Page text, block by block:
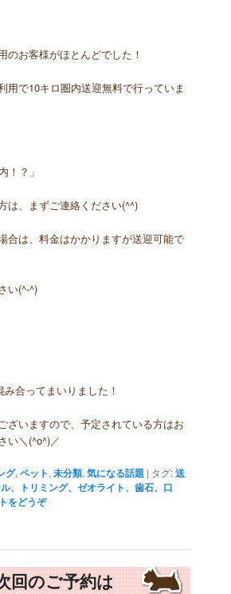
のお客様がほとんどでした！
用で10キロ圏内送迎無料で行っていま
！？」
は、まずご連絡ください(^^)
合は、料金はかかりますが送迎可能で
い(^-^)
合ってまいりました！
ざいますので、予定されている方はお
い＼(^o^)／
グ, ペット, 未分類, 気になる話題 | タグ:送
、トリミング、ゼオライト、歯石、口
をどうぞ
回のご予約は